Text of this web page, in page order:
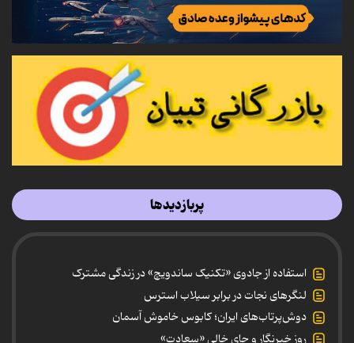
پربازدیدها
استفاده از جادوی «تکنیک ساندویچ» در زندگی مشترک
لنگرهای نجات در برابر سیلاب استرس
دوش‌پرتاب‌های ایران؛ کابوس خاموش آسمان
روز خبرنگار و جای خالی «سعادت»